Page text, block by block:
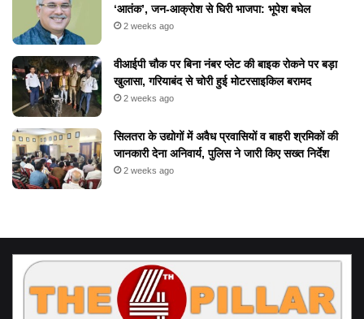
‘आतंक’, जन-आक्रोश से घिरी भाजपा: भूपेश बघेल
2 weeks ago
वीआईपी चौक पर बिना नंबर प्लेट की बाइक रोकने पर बड़ा
खुलासा, गरियाबंद से चोरी हुई मोटरसाइकिल बरामद
2 weeks ago
सिलतरा के उद्योगों में अवैध प्रवासियों व बाहरी श्रमिकों की
जानकारी देना अनिवार्य, पुलिस ने जारी किए सख्त निर्देश
2 weeks ago